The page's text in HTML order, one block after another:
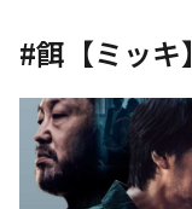
#餌【ミッキ】